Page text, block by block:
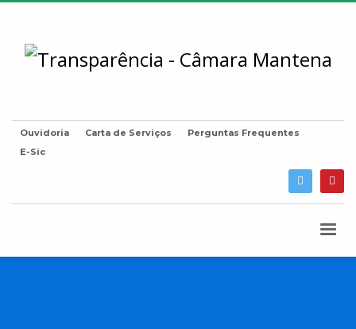
Ouvidoria Carta de Serviços
Perguntas Frequentes
E-Sic